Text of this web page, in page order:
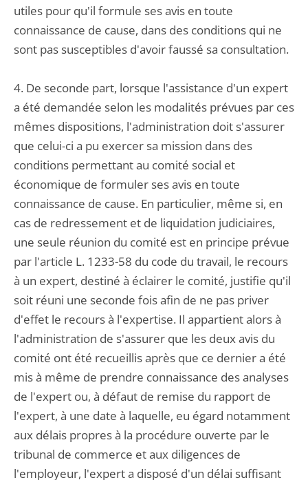
utiles pour qu'il formule ses avis en toute
connaissance de cause, dans des conditions qui ne
sont pas susceptibles d'avoir faussé sa consultation.
4. De seconde part, lorsque l'assistance d'un expert
a été demandée selon les modalités prévues par ces
mêmes dispositions, l'administration doit s'assurer
que celui-ci a pu exercer sa mission dans des
conditions permettant au comité social et
économique de formuler ses avis en toute
connaissance de cause. En particulier, même si, en
cas de redressement et de liquidation judiciaires,
une seule réunion du comité est en principe prévue
par l'article L. 1233-58 du code du travail, le recours
à un expert, destiné à éclairer le comité, justifie qu'il
soit réuni une seconde fois afin de ne pas priver
d'effet le recours à l'expertise. Il appartient alors à
l'administration de s'assurer que les deux avis du
comité ont été recueillis après que ce dernier a été
mis à même de prendre connaissance des analyses
de l'expert ou, à défaut de remise du rapport de
l'expert, à une date à laquelle, eu égard notamment
aux délais propres à la procédure ouverte par le
tribunal de commerce et aux diligences de
l'employeur, l'expert a disposé d'un délai suffisant